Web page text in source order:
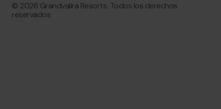
© 2026 Grandvalira Resorts. Todos los derechos
reservados